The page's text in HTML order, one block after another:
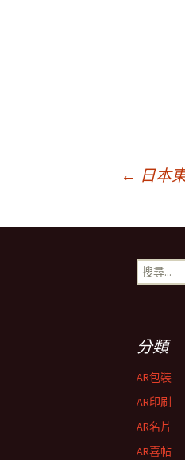
章
← 日本
搜
尋
分類
AR包裝
AR印刷
AR名片
AR喜帖